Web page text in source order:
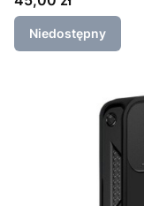
Niedostępny